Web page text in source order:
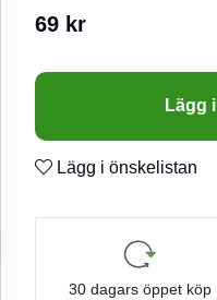
69 kr
Lägg
Lägg i önskelistan
30 dagars öppet köp